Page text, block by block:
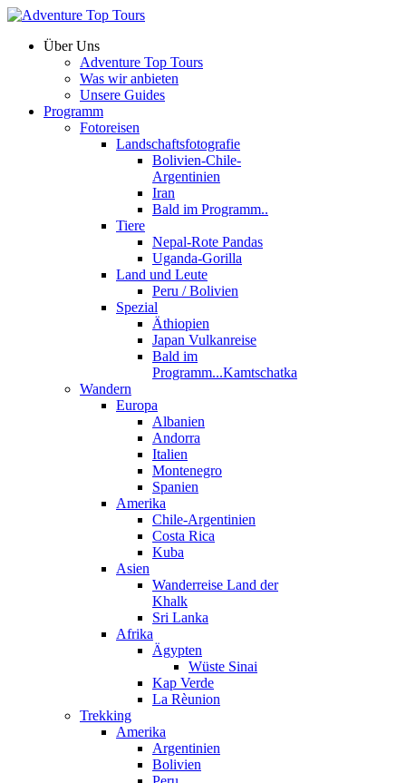
Über Uns
Adventure Top Tours
Was wir anbieten
Unsere Guides
Programm
Fotoreisen
Landschaftsfotografie
Bolivien-Chile-
Argentinien
Iran
Bald im Programm..
Tiere
Nepal-Rote Pandas
Uganda-Gorilla
Land und Leute
Peru / Bolivien
Spezial
Äthiopien
Japan Vulkanreise
Bald im
Programm...Kamtschatka
Wandern
Europa
Albanien
Andorra
Italien
Montenegro
Spanien
Amerika
Chile-Argentinien
Costa Rica
Kuba
Asien
Wanderreise Land der
Khalk
Sri Lanka
Afrika
Ägypten
Wüste Sinai
Kap Verde
La Rèunion
Trekking
Amerika
Argentinien
Bolivien